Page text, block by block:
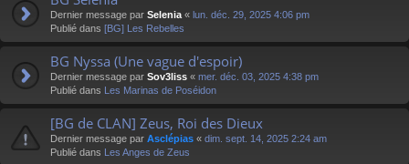
Dernier message par Selenia « lun. déc. 29, 2025 4:06 pm
Publié dans [BG] Les Rebelles
BG Nyssa (Une vague d'espoir)
Dernier message par Sov3liss « mer. déc. 03, 2025 4:38 pm
Publié dans Les Marinas de Poséidon
[BG de CLAN] Zeus, Roi des Dieux
Dernier message par Asclépias « dim. sept. 14, 2025 2:24 am
Publié dans Les Anges de Zeus